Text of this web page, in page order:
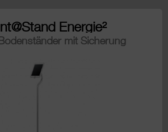
Energie²
mit Sicherung